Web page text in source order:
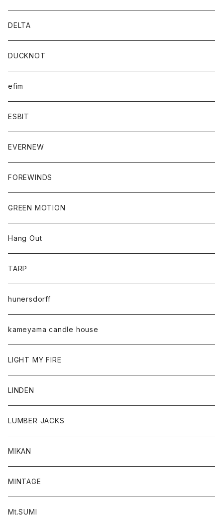
DELTA
DUCKNOT
efim
ESBIT
EVERNEW
FOREWINDS
GREEN MOTION
Hang Out
TARP
hunersdorff
kameyama candle house
LIGHT MY FIRE
LINDEN
LUMBER JACKS
MIKAN
MINTAGE
Mt.SUMI